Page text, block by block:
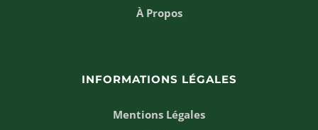
À Propos
INFORMATIONS LÉGALES
Mentions Légales